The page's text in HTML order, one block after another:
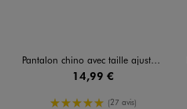
Pantalon chino avec taille ajustable bébé garçon - LuluCastagnette
14,99 €
5/5 de moyenne
(27 avis)